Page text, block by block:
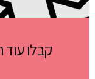
קבלו עוד